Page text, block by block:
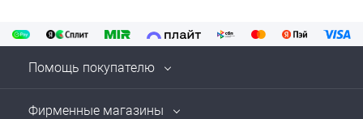
Помощь покупателю
Фирменные магазины